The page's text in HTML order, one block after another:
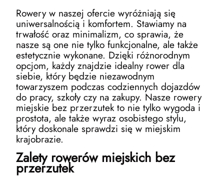
Rowery w naszej ofercie wyróżniają się
uniwersalnością i komfortem. Stawiamy na
trwałość oraz minimalizm, co sprawia, że
nasze są one nie tylko funkcjonalne, ale także
estetycznie wykonane. Dzięki różnorodnym
opcjom, każdy znajdzie idealny rower dla
siebie, który będzie niezawodnym
towarzyszem podczas codziennych dojazdów
do pracy, szkoły czy na zakupy. Nasze rowery
miejskie bez przerzutek to nie tylko wygoda i
prostota, ale także wyraz osobistego stylu,
który doskonale sprawdzi się w miejskim
krajobrazie.
Zalety rowerów miejskich bez
przerzutek